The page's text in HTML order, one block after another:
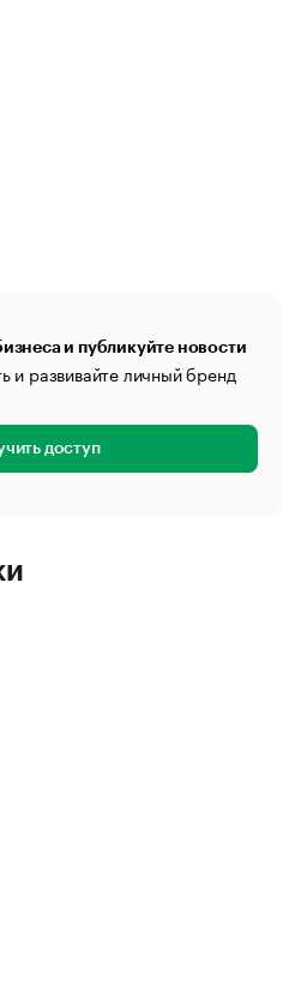
и публикуйте новости
и развивайте личный бренд
доступ